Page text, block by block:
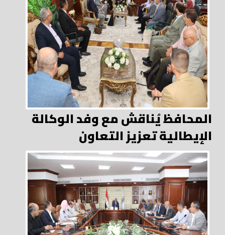
المحافظ يُناقش مع وفد الوكالة
الإيطالية تعزيز التعاون